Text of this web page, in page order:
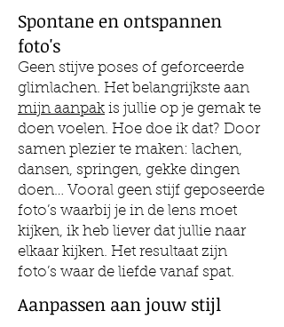
Spontane en ontspannen
foto's
Geen stijve poses of geforceerde
glimlachen. Het belangrijkste aan
mijn aanpak is jullie op je gemak te
doen voelen. Hoe doe ik dat? Door
samen plezier te maken: lachen,
dansen, springen, gekke dingen
doen… Vooral geen stijf geposeerde
foto’s waarbij je in de lens moet
kijken, ik heb liever dat jullie naar
elkaar kijken. Het resultaat zijn
foto’s waar de liefde vanaf spat.
Aanpassen aan jouw stijl